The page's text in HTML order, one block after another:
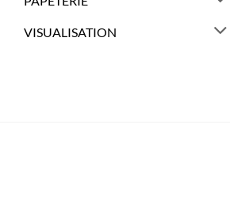
VISUALISATION